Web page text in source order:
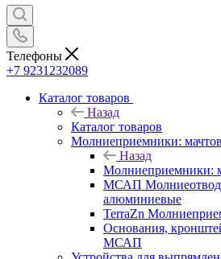
Телефоны
+7 9231232089
Каталог товаров
Назад
Каталог товаров
Молниеприемники:
Назад
Молниеприемники:
МСАП
алюминиевые
TerraZn
Основания,
МСАП